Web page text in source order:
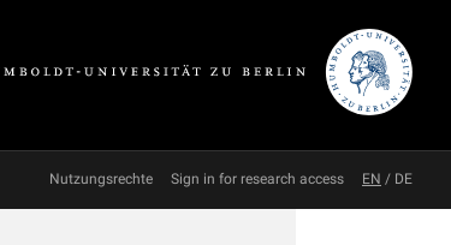
Nutzungsrechte Sign in for research access EN / DE